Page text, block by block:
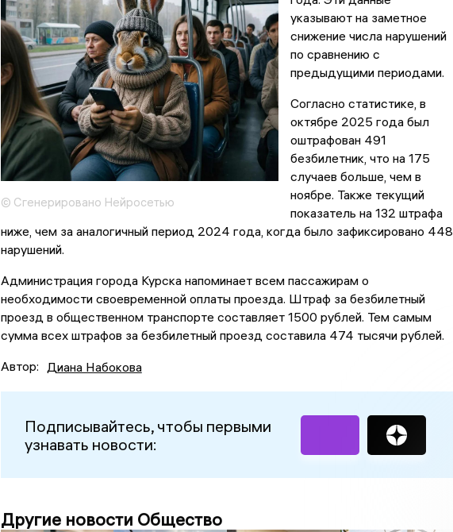
© Сгенерировано Нейросетью
указывают на заметное
снижение числа нарушений
по сравнению с
предыдущими периодами.
Согласно статистике, в
октябре 2025 года был
оштрафован 491
безбилетник, что на 175
случаев больше, чем в
ноябре. Также текущий
показатель на 132 штрафа
ниже, чем за аналогичный период 2024 года, когда было зафиксировано 448
нарушений.
Администрация города Курска напоминает всем пассажирам о
необходимости своевременной оплаты проезда. Штраф за безбилетный
проезд в общественном транспорте составляет 1500 рублей. Тем самым
сумма всех штрафов за безбилетный проезд составила 474 тысячи рублей.
Автор: Диана Набокова
Подписывайтесь, чтобы первыми
узнавать новости:
Другие новости Общество